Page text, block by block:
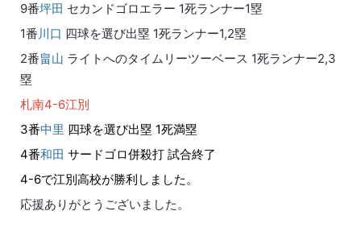
9番坪田 セカンドゴロエラー 1死ランナー1塁
1番川口 四球を選び出塁 1死ランナー1,2塁
2番畠山 ライトへのタイムリーツーベース 1死ランナー2,3
塁
札南4-6江別
3番中里 四球を選び出塁 1死満塁
4番和田 サードゴロ併殺打 試合終了
4-6で江別高校が勝利しました。
応援ありがとうございました。